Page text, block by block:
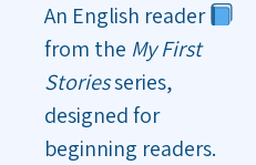
An English reader
from the My First
Storiesseries,
designed for
beginning readers.